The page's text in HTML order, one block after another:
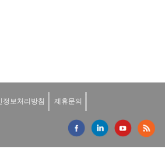
정보처리방침 제휴문의